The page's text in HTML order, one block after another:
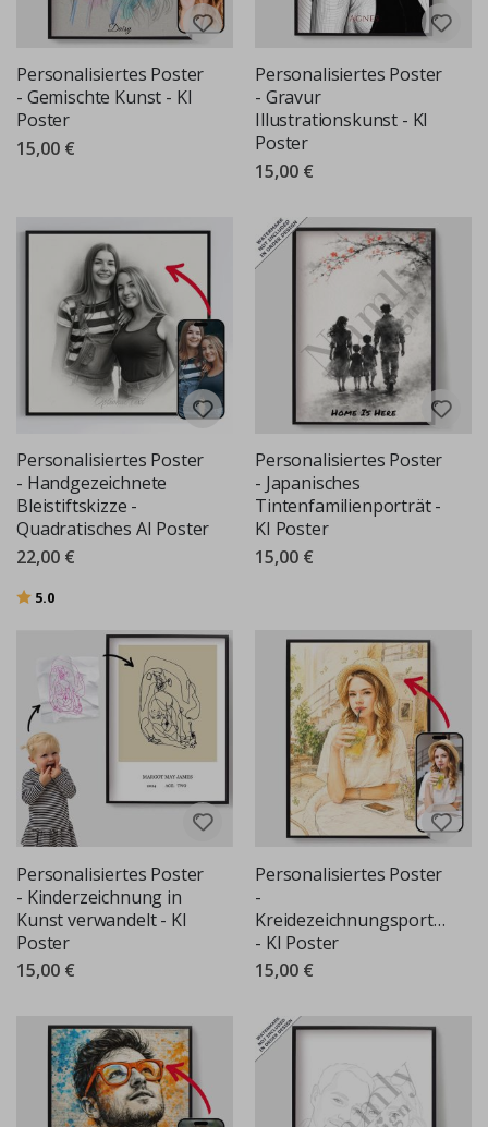
Personalisiertes Poster
- Gemischte Kunst - KI
Poster
15,00 €
Personalisiertes Poster
- Gravur
Illustrationskunst - KI
Poster
15,00 €
Personalisiertes Poster
- Handgezeichnete
Bleistiftskizze -
Quadratisches AI Poster
22,00 €
Bewertung:
5.0
Personalisiertes Poster
- Japanisches
Tintenfamilienporträt -
KI Poster
15,00 €
Personalisiertes Poster
- Kinderzeichnung in
Kunst verwandelt - KI
Poster
15,00 €
Personalisiertes Poster
-
Kreidezeichnungsporträt
- KI Poster
15,00 €